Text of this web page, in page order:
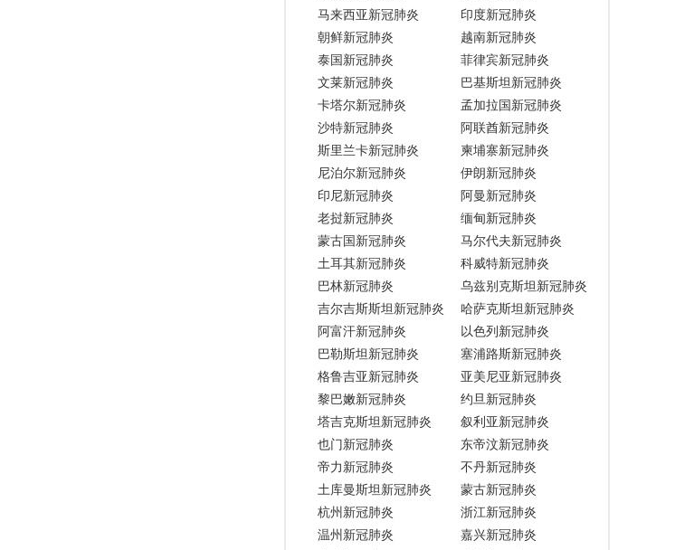
马来西亚新冠肺炎
印度新冠肺炎
朝鲜新冠肺炎
越南新冠肺炎
泰国新冠肺炎
菲律宾新冠肺炎
文莱新冠肺炎
巴基斯坦新冠肺炎
卡塔尔新冠肺炎
孟加拉国新冠肺炎
沙特新冠肺炎
阿联酋新冠肺炎
斯里兰卡新冠肺炎
柬埔寨新冠肺炎
尼泊尔新冠肺炎
伊朗新冠肺炎
印尼新冠肺炎
阿曼新冠肺炎
老挝新冠肺炎
缅甸新冠肺炎
蒙古国新冠肺炎
马尔代夫新冠肺炎
土耳其新冠肺炎
科威特新冠肺炎
巴林新冠肺炎
乌兹别克斯坦新冠肺炎
吉尔吉斯斯坦新冠肺炎
哈萨克斯坦新冠肺炎
阿富汗新冠肺炎
以色列新冠肺炎
巴勒斯坦新冠肺炎
塞浦路斯新冠肺炎
格鲁吉亚新冠肺炎
亚美尼亚新冠肺炎
黎巴嫩新冠肺炎
约旦新冠肺炎
塔吉克斯坦新冠肺炎
叙利亚新冠肺炎
也门新冠肺炎
东帝汶新冠肺炎
帝力新冠肺炎
不丹新冠肺炎
土库曼斯坦新冠肺炎
蒙古新冠肺炎
杭州新冠肺炎
浙江新冠肺炎
温州新冠肺炎
嘉兴新冠肺炎